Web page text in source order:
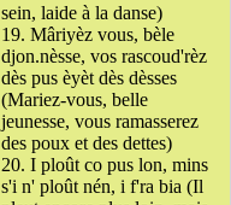
sein, laide à la danse)
19. Mâriyèz vous, bèle
djon.nèsse, vos rascoud'rèz
dès pus èyèt dès dèsses
(Mariez-vous, belle
jeunesse, vous ramasserez
des poux et des dettes)
20. I ploût co pus lon, mins
s'i n' ploût nén, i f'ra bia (Il